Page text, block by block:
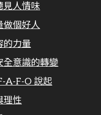
見人情味
做個好人
的力量
全意識的轉變
A-F-O 說起
理性